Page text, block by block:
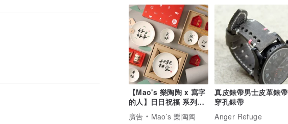
【Mao's 樂陶陶 x 寫字
的人】日日祝福 系列禮
盒組
廣告
Mao’s 樂陶陶
真皮錶帶男士皮革錶帶
穿孔錶帶
Anger Refuge